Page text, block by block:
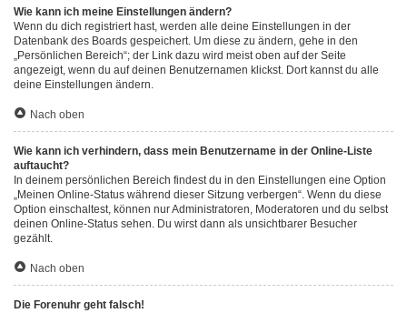
Wie kann ich meine Einstellungen ändern?
Wenn du dich registriert hast, werden alle deine Einstellungen in der
Datenbank des Boards gespeichert. Um diese zu ändern, gehe in den
„Persönlichen Bereich“; der Link dazu wird meist oben auf der Seite
angezeigt, wenn du auf deinen Benutzernamen klickst. Dort kannst du alle
deine Einstellungen ändern.
Nach oben
Wie kann ich verhindern, dass mein Benutzername in der Online-Liste
auftaucht?
In deinem persönlichen Bereich findest du in den Einstellungen eine Option
„Meinen Online-Status während dieser Sitzung verbergen“. Wenn du diese
Option einschaltest, können nur Administratoren, Moderatoren und du selbst
deinen Online-Status sehen. Du wirst dann als unsichtbarer Besucher
gezählt.
Nach oben
Die Forenuhr geht falsch!